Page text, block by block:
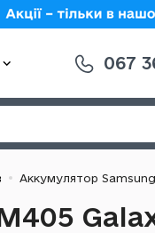
067
Аккумулятор